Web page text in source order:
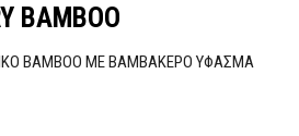
BAMBOO
BAMBOO ΜΕ ΒΑΜΒΑΚΕΡΟ ΥΦΑΣΜΑ